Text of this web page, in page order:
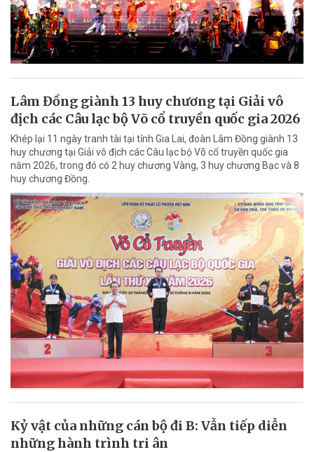
Lâm Đồng giành 13 huy chương tại Giải vô
địch các Câu lạc bộ Võ cổ truyền quốc gia 2026
Khép lại 11 ngày tranh tài tại tỉnh Gia Lai, đoàn Lâm Đồng giành 13
huy chương tại Giải vô địch các Câu lạc bộ Võ cổ truyền quốc gia
năm 2026, trong đó có 2 huy chương Vàng, 3 huy chương Bạc và 8
huy chương Đồng.
Kỷ vật của những cán bộ đi B: Vẫn tiếp diễn
những hành trình tri ân